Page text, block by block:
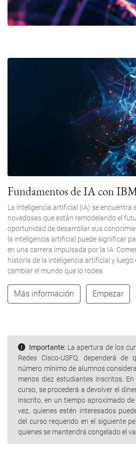
Fundamentos de IA con
La inteligencia artificial (IA) se encuentra
novedosas que están remodelando el
oportunidad de desarrollar sus
la inteligencia artificial puede significar
en una carrera impulsada por la IA.
historia de la inteligencia artificial y
cambiar el mundo que lo rodea.
Más información Empezar
Importante: La apertura de los
Redes Cisco-USFQ, dependerá
número mínimo de alumnos
menos diez estudiantes inscritos.
curso, se procederá a devolver el
inscrito, en un tiempo aproximado
vez, quienes estén interesados
del curso requerido en el siguiente
quienes se mantendrá congelado el